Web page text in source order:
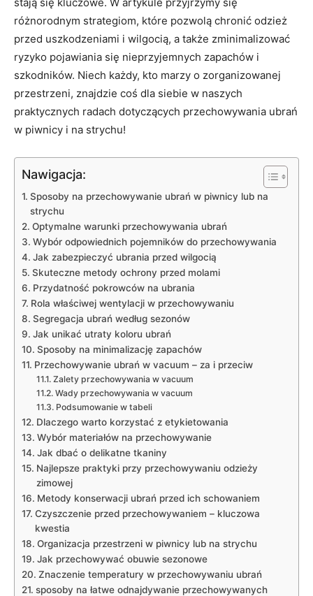
różnorodnym strategiom, które pozwolą chronić odzież
przed uszkodzeniami i wilgocią, a także zminimalizować
ryzyko pojawiania się nieprzyjemnych zapachów i
szkodników. Niech każdy, kto marzy o zorganizowanej
przestrzeni, znajdzie coś dla siebie w naszych
praktycznych radach dotyczących przechowywania ubrań
w piwnicy i na strychu!
Nawigacja:
Sposoby na przechowywanie ubrań w piwnicy lub na
strychu
Optymalne warunki przechowywania ubrań
Wybór odpowiednich pojemników do przechowywania
Jak zabezpieczyć ubrania przed wilgocią
Skuteczne metody ochrony przed molami
Przydatność pokrowców na ubrania
Rola właściwej wentylacji w przechowywaniu
Segregacja ubrań według sezonów
Jak unikać utraty koloru ubrań
Sposoby na minimalizację zapachów
Przechowywanie ubrań w vacuum – za i przeciw
Zalety przechowywania w vacuum
Wady przechowywania w vacuum
Podsumowanie w tabeli
Dlaczego warto korzystać z etykietowania
Wybór materiałów na przechowywanie
Jak dbać o delikatne tkaniny
Najlepsze praktyki przy przechowywaniu odzieży
zimowej
Metody konserwacji ubrań przed ich schowaniem
Czyszczenie przed przechowywaniem – kluczowa
kwestia
Organizacja przestrzeni w piwnicy lub na strychu
Jak przechowywać obuwie sezonowe
Znaczenie temperatury w przechowywaniu ubrań
sposoby na łatwe odnajdywanie przechowywanych